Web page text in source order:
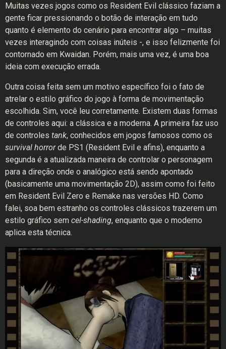
Muitas vezes jogos como os Resident Evil clássico faziam a
gente ficar pressionando o botão de interação em tudo
quanto é elemento do cenário para encontrar algo – muitas
vezes interagindo com coisas inúteis -, e isso felizmente foi
contornado em Kwaidan. Porém, mais uma vez, é uma boa
ideia com execução errada.
Outra coisa feita sem um motivo específico foi o fato de
atrelar o estilo gráfico do jogo à forma de movimentação
escolhida. Sim, você leu corretamente. Existem duas formas
de controles aqui: a clássica e a moderna. A primeira faz uso
de controles tank, conhecidos em jogos famosos como os
survival horrorde PS1 (Resident Evil e afins), enquanto a
segunda é a atualizada maneira de controlar o personagem
para a direção onde o analógico está sendo apontado
(basicamente uma movimentação 2D), assim como foi feito
em Resident Evil Zero e Remake nas versões HD. Como
falei, soa bem estranho os controles clássicos trazerem um
estilo gráfico sem cel-shading, enquanto que o moderno
aplica esta técnica.